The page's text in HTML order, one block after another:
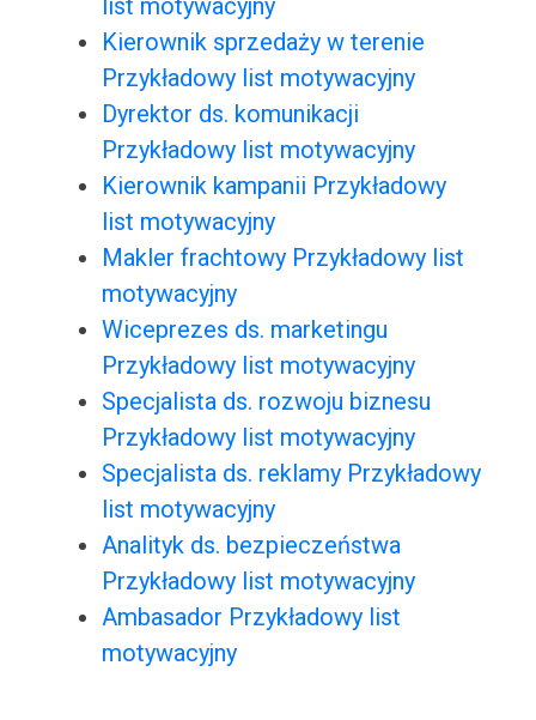
list motywacyjny
Kierownik sprzedaży w terenie
Przykładowy list motywacyjny
Dyrektor ds. komunikacji
Przykładowy list motywacyjny
Kierownik kampanii Przykładowy
list motywacyjny
Makler frachtowy Przykładowy list
motywacyjny
Wiceprezes ds. marketingu
Przykładowy list motywacyjny
Specjalista ds. rozwoju biznesu
Przykładowy list motywacyjny
Specjalista ds. reklamy Przykładowy
list motywacyjny
Analityk ds. bezpieczeństwa
Przykładowy list motywacyjny
Ambasador Przykładowy list
motywacyjny